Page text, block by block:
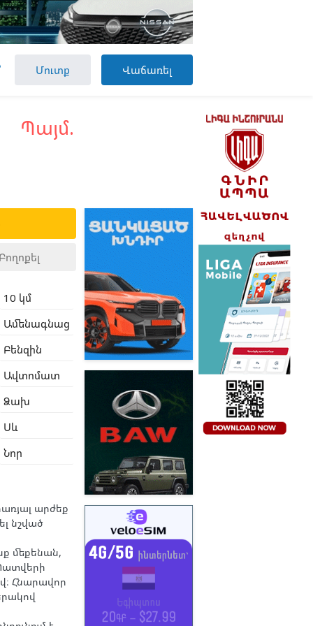
Վաճառել
Մուտք
Պայմ.
Բողոքել
10 կմ
Ամենագնաց
Բենզին
Ավտոմատ
Ձախ
Սև
Նոր
արժեք
նշված
մեքենան,
Հնարավոր